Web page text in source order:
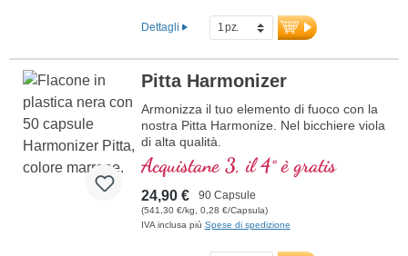
Dettagli
Pitta Harmonizer
Armonizza il tuo elemento di fuoco con la
nostra Pitta Harmonize. Nel bicchiere viola
di alta qualità.
Acquistane 3, il 4° è gratis
24,90 € 90 Capsule
(541,30 €/kg, 0,28 €/Capsula)
IVA inclusa più Spese di spedizione